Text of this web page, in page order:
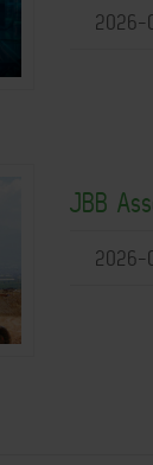
2026-
JBB
2026-